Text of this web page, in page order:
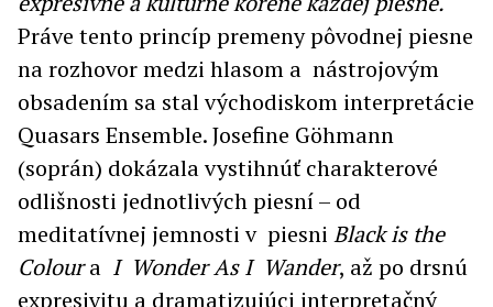
Práve tento princíp premeny pôvodnej piesne
na rozhovor medzi hlasom a nástrojovým
obsadením sa stal východiskom interpretácie
Quasars Ensemble. Josefine Göhmann
(soprán) dokázala vystihnúť charakterové
odlišnosti jednotlivých piesní – od
meditatívnej jemnosti v piesni Black is the
Coloura I Wonder As I Wander, až po drsnú
expresivitu a dramatizujúci interpretačný